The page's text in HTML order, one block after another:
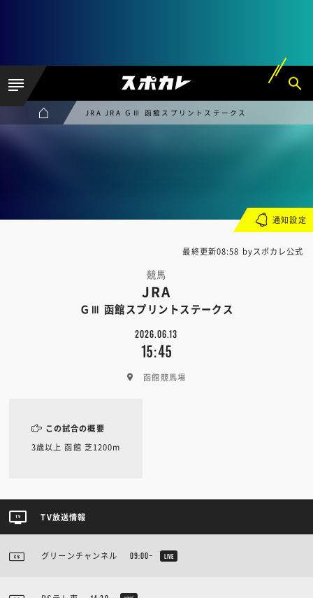
JRA JRA ＧⅢ 函館スプリントステークス
最終更新08:58 byスポカレ公式
競馬
JRA
ＧⅢ 函館スプリントステークス
2026.06.13
15:45
函館競馬場
通知設定
この試合の概要
3歳以上 函館 芝1200m
TV放送情報
グリーンチャンネル 09:00~ LIVE